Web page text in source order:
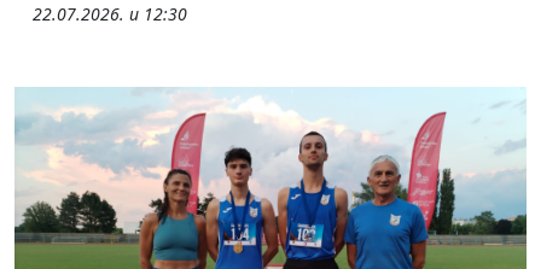
22.07.2026. u 12:30